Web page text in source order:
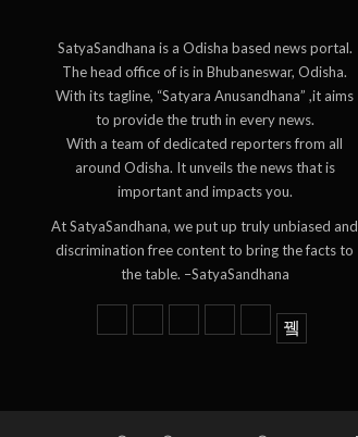
SatyaSandhana is a Odisha based news portal.
The head office of is in Bhubaneswar, Odisha.
With its tagline, “Satyara Anusandhana” ,it aims
to provide the truth in every news.
With a team of dedicated reporters from all
around Odisha. It unveils the news that is
important and impacts you.
At SatyaSandhana, we put up truly unbiased and
discrimination free content to bring the facts to
the table. –SatyaSandhana